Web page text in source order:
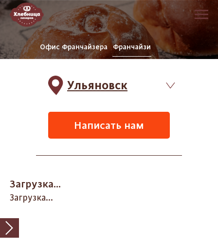
Ульяновск
Написать нам
Офис Франчайзера Франчайзи
Загрузка...
Загрузка...